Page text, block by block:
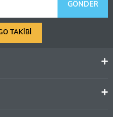
GÖNDER
TAKİBİ